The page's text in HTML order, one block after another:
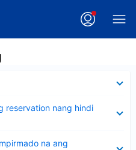
reservation nang hindi
na ang